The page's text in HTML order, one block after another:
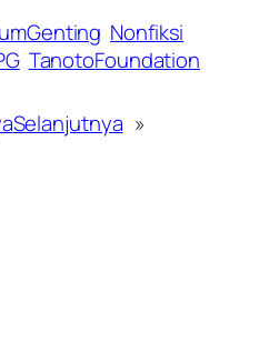
Nonfiksi
TanotoFoundation
Selanjutnya »